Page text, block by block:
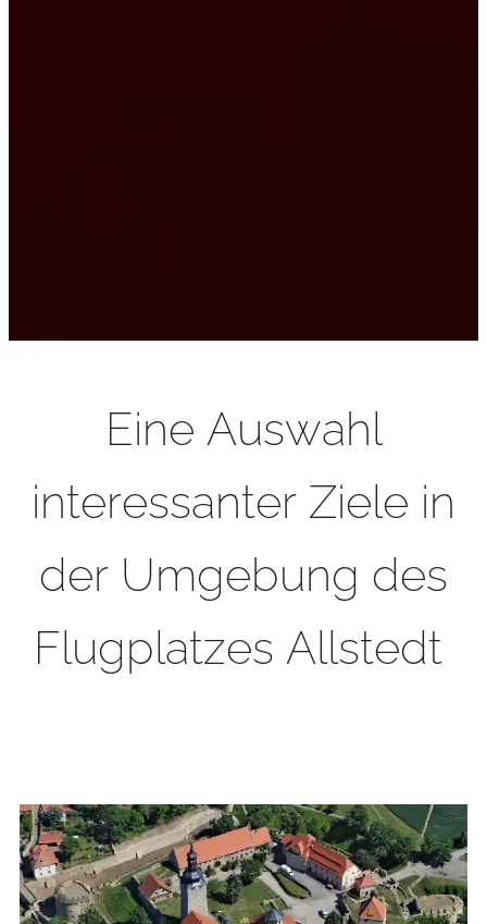
Eine Auswahl
interessanter Ziele in
der Umgebung des
Flugplatzes Allstedt